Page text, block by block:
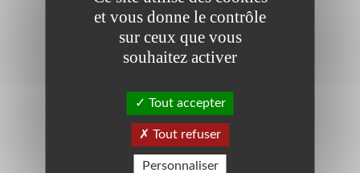
Date de début : 25/08/2026
Date de fin : 13/07/2028
Durée de la formation : 1350h.
Savoirs factuels et théoriques (Baccalauréat)
PAMANDZI
et vous donne le contrôle
sur ceux que vous
souhaitez activer
Tout accepter
Tout refuser
Personnaliser